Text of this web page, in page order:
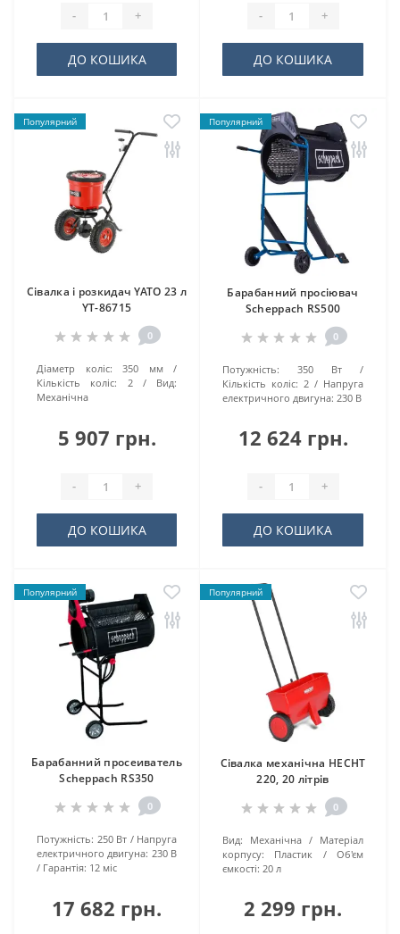
- +
ДО КОШИКА
- +
ДО КОШИКА
Популярний
Сівалка і розкидач YATO 23 л
YT-86715
0
Діаметр коліс:
350 мм
Кількість коліс:
2
Вид:
Механічна
5 907 грн.
- +
ДО КОШИКА
Популярний
Барабанний просіювач
Scheppach RS500
0
Потужність:
350 Вт
Кількість коліс: 2
Напруга
електричного двигуна: 230 В
12 624 грн.
- +
ДО КОШИКА
Популярний
Барабанний просеиватель
Scheppach RS350
0
Потужність: 250 Вт
Напруга
електричного двигуна: 230 В
Гарантія: 12 міс
17 682 грн.
Популярний
Сівалка механічна HECHT
220, 20 літрів
0
Вид: Механічна
Матеріал
корпусу:
Пластик
Об'єм
ємкості: 20 л
2 299 грн.